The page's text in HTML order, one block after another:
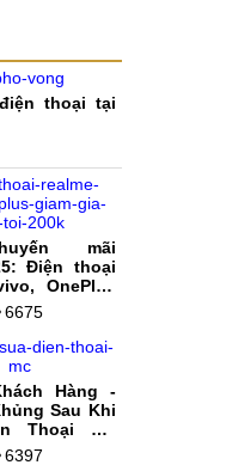
thoại tại
mãi
Điện thoại
OnePlus
tới 200K
6675
Hàng -
Sau Khi
Thoại Tại
6397